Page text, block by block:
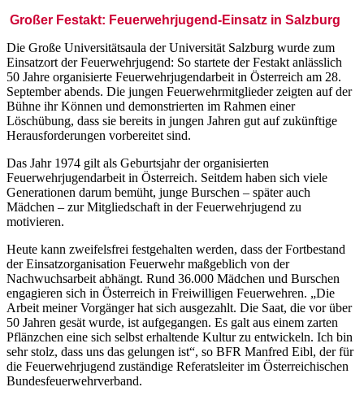
Großer Festakt: Feuerwehrjugend-Einsatz in Salzburg
Die Große Universitätsaula der Universität Salzburg wurde zum
Einsatzort der Feuerwehrjugend: So startete der Festakt anlässlich
50 Jahre organisierte Feuerwehrjugendarbeit in Österreich am 28.
September abends. Die jungen Feuerwehrmitglieder zeigten auf der
Bühne ihr Können und demonstrierten im Rahmen einer
Löschübung, dass sie bereits in jungen Jahren gut auf zukünftige
Herausforderungen vorbereitet sind.
Das Jahr 1974 gilt als Geburtsjahr der organisierten
Feuerwehrjugendarbeit in Österreich. Seitdem haben sich viele
Generationen darum bemüht, junge Burschen – später auch
Mädchen – zur Mitgliedschaft in der Feuerwehrjugend zu
motivieren.
Heute kann zweifelsfrei festgehalten werden, dass der Fortbestand
der Einsatzorganisation Feuerwehr maßgeblich von der
Nachwuchsarbeit abhängt. Rund 36.000 Mädchen und Burschen
engagieren sich in Österreich in Freiwilligen Feuerwehren. „Die
Arbeit meiner Vorgänger hat sich ausgezahlt. Die Saat, die vor über
50 Jahren gesät wurde, ist aufgegangen. Es galt aus einem zarten
Pflänzchen eine sich selbst erhaltende Kultur zu entwickeln. Ich bin
sehr stolz, dass uns das gelungen ist“, so BFR Manfred Eibl, der für
die Feuerwehrjugend zuständige Referatsleiter im Österreichischen
Bundesfeuerwehrverband.